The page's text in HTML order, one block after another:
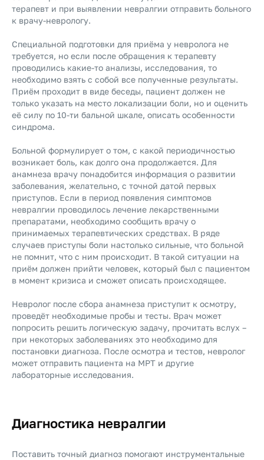
терапевт и при выявлении невралгии отправить больного
к врачу-неврологу.
Специальной подготовки для приёма у невролога не
требуется, но если после обращения к терапевту
проводились какие-то анализы, исследования, то
необходимо взять с собой все полученные результаты.
Приём проходит в виде беседы, пациент должен не
только указать на место локализации боли, но и оценить
её силу по 10-ти бальной шкале, описать особенности
синдрома.
Больной формулирует о том, с какой периодичностью
возникает боль, как долго она продолжается. Для
анамнеза врачу понадобится информация о развитии
заболевания, желательно, с точной датой первых
приступов. Если в период появления симптомов
невралгии проводилось лечение лекарственными
препаратами, необходимо сообщить врачу о
принимаемых терапевтических средствах. В ряде
случаев приступы боли настолько сильные, что больной
не помнит, что с ним происходит. В такой ситуации на
приём должен прийти человек, который был с пациентом
в момент кризиса и сможет описать происходящее.
Невролог после сбора анамнеза приступит к осмотру,
проведёт необходимые пробы и тесты. Врач может
попросить решить логическую задачу, прочитать вслух –
при некоторых заболеваниях это необходимо для
постановки диагноза. После осмотра и тестов, невролог
может отправить пациента на МРТ и другие
лабораторные исследования.
Диагностика невралгии
Поставить точный диагноз помогают инструментальные